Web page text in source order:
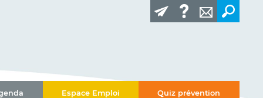
Espace Emploi Quiz prévention